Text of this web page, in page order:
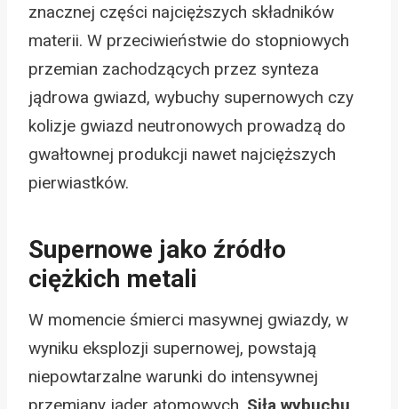
znacznej części najcięższych składników
materii. W przeciwieństwie do stopniowych
przemian zachodzących przez synteza
jądrowa gwiazd, wybuchy supernowych czy
kolizje gwiazd neutronowych prowadzą do
gwałtownej produkcji nawet najcięższych
pierwiastków.
Supernowe jako źródło
ciężkich metali
W momencie śmierci masywnej gwiazdy, w
wyniku eksplozji supernowej, powstają
niepowtarzalne warunki do intensywnej
przemiany jąder atomowych. Siła wybuchu